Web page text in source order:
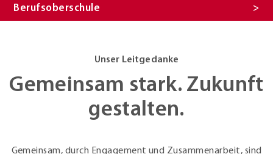
Berufsoberschule
Unser Leitgedanke
Gemeinsam stark. Zukunft
gestalten.
Gemeinsam, durch Engagement und Zusammenarbeit, sind